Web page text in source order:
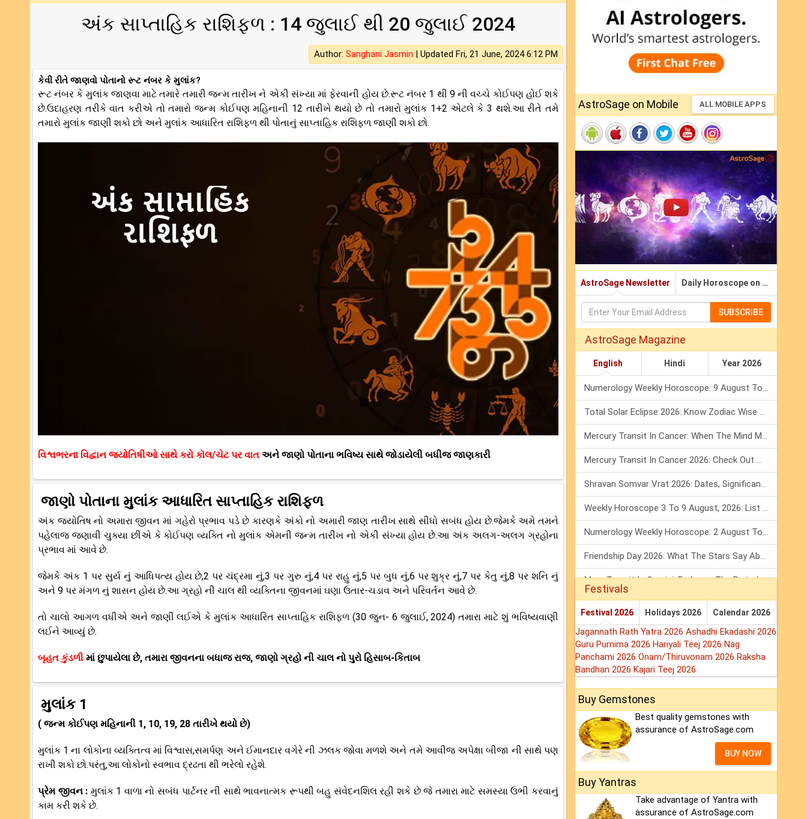
અંક સાપ્તાહિક રાશિફળ : 14 જુલાઈ થી 20 જુલાઈ 2024
Author: Sanghani Jasmin | Updated Fri, 21 June, 2024 6:12 PM
કેવી રીતે જાણવો પોતાનો રૂટ નંબર કે મુલાંક?
રૂટ નંબર કે મુલાંક જાણવા માટે તમારે તમારી જન્મ તારીખ ને એકી સંખ્યા માં ફેરવાની હોય છે.રૂટ નંબર 1 થી 9 ની વચ્ચે કોઈપણ હોઈ શકે
છે.ઉદાહરણ તરીકે વાત કરીએ તો તમારો જન્મ કોઈપણ મહિનાની 12 તારીખે થયો છે તો તમારો મુલાંક 1+2 એટલે કે 3 થશે.આ રીતે તમે
તમારો મુલાંક જાણી શકો છો અને મુલાંક આધારિત રાશિફળ થી પોતાનું સાપ્તાહિક રાશિફળ જાણી શકો છો.
વિશ્વભરના વિદ્વાન જ્યોતિષીઓ સાથે કરો કૉલ/ચેટ પર વાત અને જાણો પોતાના ભવિષ્ય સાથે જોડાયેલી બધીજ જાણકારી
જાણો પોતાના મુલાંક આધારિત સાપ્તાહિક રાશિફળ
અંક જ્યોતિષ નો અમારા જીવન માં ગહેરો પ્રભાવ પડે છે કારણકે અંકો નો અમારી જાણ તારીખ સાથે સીધો સબંધ હોય છે.જેમકે અમે તમને
પહેલાજ જણાવી ચુક્યા છીએ કે કોઈપણ વ્યક્તિ નો મુલાંક એમની જન્મ તારીખ નો એકી સંખ્યા હોય છે.આ અંક અલગ-અલગ ગ્રહોના
પ્રભાવ માં આવે છે.
જેમકે અંક 1 પર સુર્ય નું આધિપત્ય હોય છે,2 પર ચંદ્રમા નું,3 પર ગુરુ નું,4 પર રાહુ નું,5 પર બુધ નું,6 પર શુક્ર નું,7 પર કેતુ નું,8 પર શનિ નું
અને 9 પર મંગળ નું શાસન હોય છે.આ ગ્રહો ની ચાલ થી વ્યક્તિના જીવનમાં ઘણા ઉતાર-ચડાવ અને પરિવર્તન આવે છે.
તો ચાલો આગળ વધીએ અને જાણી લઈએ કે મુલાંક આધારિત સાપ્તાહિક રાશિફળ (30 જુન- 6 જુલાઈ, 2024) તમારા માટે શું ભવિષ્યવાણી
લઈને આવ્યું છે.
બૃહત કુંડળી માં છુપાયેલા છે, તમારા જીવનના બધાજ રાજ, જાણો ગ્રહો ની ચાલ નો પુરો હિસાબ-કિતાબ
મુલાંક 1
( જન્મ કોઈપણ મહિનાની 1, 10, 19, 28 તારીખે થયો છે)
મુલાંક 1 ના લોકોના વ્યક્તિત્વ માં વિશ્વાસ,સમર્પણ અને ઈમાનદાર વગેરે ની ઝલક જોવા મળશે અને તમે આવીજ અપેક્ષા બીજા ની સાથે પણ
રાખી શકો છો.પરંતુ,આ લોકોનો સ્વભાવ દ્રઢતા થી ભરેલો રહેશે.
પ્રેમ જીવન : મુલાંક 1 વાળા નો સબંધ પાર્ટનર ની સાથે ભાવનાત્મક રૂપથી બહુ સંવેદનશિલ રહી શકે છે જે તમારા માટે સમસ્યા ઉભી કરવાનું
કામ કરી શકે છે.
AstroSage on Mobile ALL MOBILE APPS
AstroSage Newsletter Daily Horoscope on Email
SUBSCRIBE
AstroSage Magazine
English Hindi Year 2026
Numerology Weekly Horoscope: 9 August To 15 August, 2026
Total Solar Eclipse 2026: Know Zodiac Wise Prediction
Mercury Transit In Cancer: When The Mind Meets The Heart!
Mercury Transit In Cancer 2026: Check Out What It Brings For You
Shravan Somvar Vrat 2026: Dates, Significance & Rituals In August
Weekly Horoscope 3 To 9 August, 2026: List Of Fasts & Festivals
Numerology Weekly Horoscope: 2 August To 8 August, 2026
Friendship Day 2026: What The Stars Say About Your Best Friend!
Mars Transit In Gemini: Embrace The Period Full Of Energy & Intelligence
Festivals
Festival 2026 Holidays 2026 Calendar 2026
Jagannath Rath Yatra 2026 Ashadhi Ekadashi 2026
Guru Purnima 2026 Hariyali Teej 2026 Nag
Panchami 2026 Onam/Thiruvonam 2026 Raksha
Bandhan 2026 Kajari Teej 2026
Buy Gemstones
Best quality gemstones with
assurance of AstroSage.com
BUY NOW
Buy Yantras
Take advantage of Yantra with
assurance of AstroSage.com